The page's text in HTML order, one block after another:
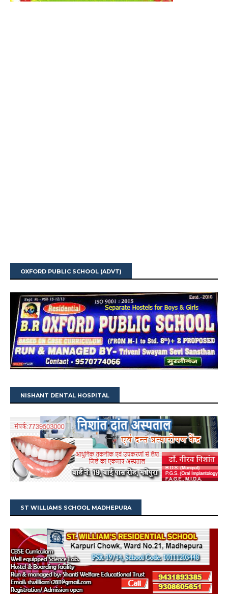
OXFORD PUBLIC SCHOOL (ADVT)
NISHANT DENTAL HOSPITAL
ST WILLIAMS SCHOOL MADHEPURA